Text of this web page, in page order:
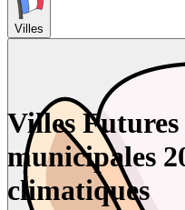
Villes
Villes
municipales
climatiques